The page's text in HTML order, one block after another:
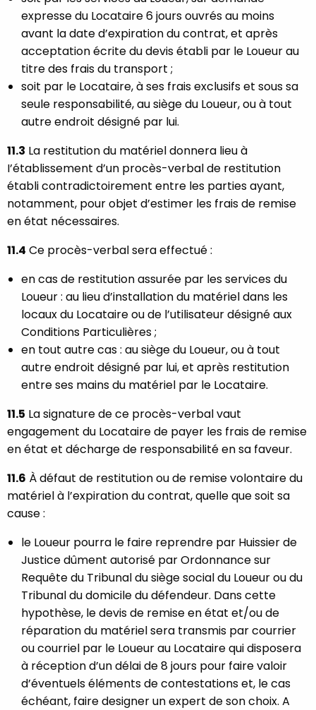
expresse du Locataire 6 jours ouvrés au moins
avant la date d’expiration du contrat, et après
acceptation écrite du devis établi par le Loueur au
titre des frais du transport ;
soit par le Locataire, à ses frais exclusifs et sous sa
seule responsabilité, au siège du Loueur, ou à tout
autre endroit désigné par lui.
11.3 La restitution du matériel donnera lieu à
I’établissement d’un procès-verbal de restitution
établi contradictoirement entre les parties ayant,
notamment, pour objet d’estimer les frais de remise
en état nécessaires.
11.4 Ce procès-verbal sera effectué :
en cas de restitution assurée par les services du
Loueur : au lieu d’installation du matériel dans les
locaux du Locataire ou de l’utilisateur désigné aux
Conditions Particulières ;
en tout autre cas : au siège du Loueur, ou à tout
autre endroit désigné par lui, et après restitution
entre ses mains du matériel par le Locataire.
11.5 La signature de ce procès-verbal vaut
engagement du Locataire de payer les frais de remise
en état et décharge de responsabilité en sa faveur.
11.6 À défaut de restitution ou de remise volontaire du
matériel à l’expiration du contrat, quelle que soit sa
cause :
le Loueur pourra le faire reprendre par Huissier de
Justice dûment autorisé par Ordonnance sur
Requête du Tribunal du siège social du Loueur ou du
Tribunal du domicile du défendeur. Dans cette
hypothèse, le devis de remise en état et/ou de
réparation du matériel sera transmis par courrier
ou courriel par le Loueur au Locataire qui disposera
à réception d’un délai de 8 jours pour faire valoir
d’éventuels éléments de contestations et, le cas
échéant, faire designer un expert de son choix. A